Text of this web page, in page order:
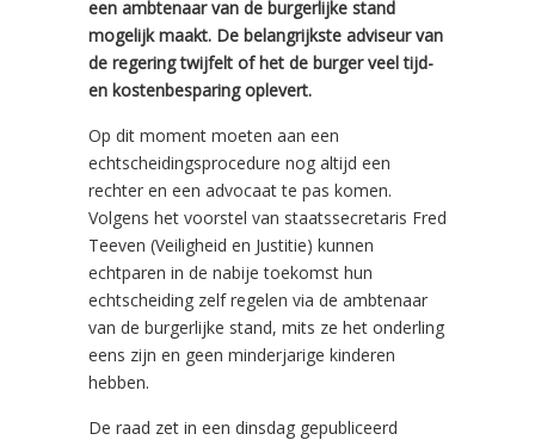
een ambtenaar van de burgerlijke stand
mogelijk maakt. De belangrijkste adviseur van
de regering twijfelt of het de burger veel tijd-
en kostenbesparing oplevert.
Op dit moment moeten aan een
echtscheidingsprocedure nog altijd een
rechter en een advocaat te pas komen.
Volgens het voorstel van staatssecretaris Fred
Teeven (Veiligheid en Justitie) kunnen
echtparen in de nabije toekomst hun
echtscheiding zelf regelen via de ambtenaar
van de burgerlijke stand, mits ze het onderling
eens zijn en geen minderjarige kinderen
hebben.
De raad zet in een dinsdag gepubliceerd